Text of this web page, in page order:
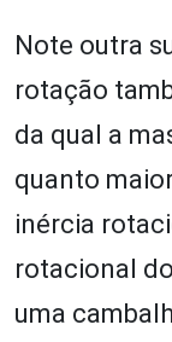
Note outra
rotação
da qual a
quanto
inércia
rotacional
uma